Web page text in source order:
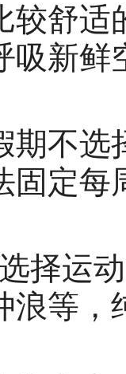
较舒适
吸新
期不选
固定
择运
浪等，